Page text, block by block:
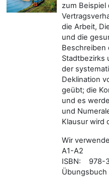
zum Beispiel
die Arbeit,
und die
Beschreiben
Stadtbezirks
der
Deklination
geübt; die
und es
und
Klausur wird
Wir
A1-A2
ISBN: 978-
Übungsbuch